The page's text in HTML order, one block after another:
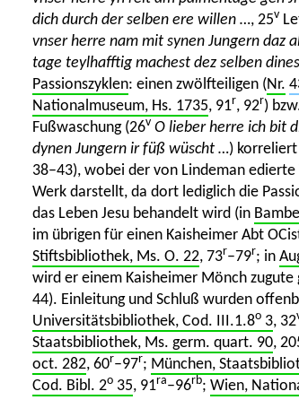
dich durch der selben ere willen …, 25v
vnser herre nam mit synen Jungern daz
tage teylhafftig machest dez selben
Passionszyklen: einen zwölfteiligen (Nr.
Nationalmuseum, Hs. 1735, 91r, 92r)
Fußwaschung (26v O lieber herre ich bit
dynen Jungern ir füß wüscht …)
38–43), wobei der von Lindeman
Werk darstellt, da dort lediglich die
das Leben Jesu behandelt wird (in
im übrigen für einen Kaisheimer Abt
Stiftsbibliothek, Ms. O. 22, 73r–79r; in
wird er einem Kaisheimer Mönch
44). Einleitung und Schluß wurden
Universitätsbibliothek, Cod. III.1.8o3, 32
Staatsbibliothek, Ms. germ. quart. 90,
oct. 282, 60r–97r; München,
Cod. Bibl. 2o35, 91ra–96rb; Wien,